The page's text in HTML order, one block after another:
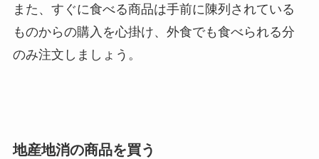
また、すぐに食べる商品は手前に陳列されている
ものからの購入を心掛け、外食でも食べられる分
のみ注文しましょう。
地産地消の商品を買う